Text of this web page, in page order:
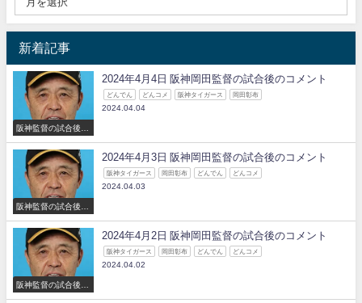
新着記事
阪神監督の試合後の
コメント
2024年4月4日 阪神岡田監督の試合後のコメント
どんでん どんコメ 阪神タイガース 岡田彰布
2024.04.04
阪神監督の試合後の
コメント
2024年4月3日 阪神岡田監督の試合後のコメント
阪神タイガース 岡田彰布 どんでん どんコメ
2024.04.03
阪神監督の試合後の
コメント
2024年4月2日 阪神岡田監督の試合後のコメント
阪神タイガース 岡田彰布 どんでん どんコメ
2024.04.02